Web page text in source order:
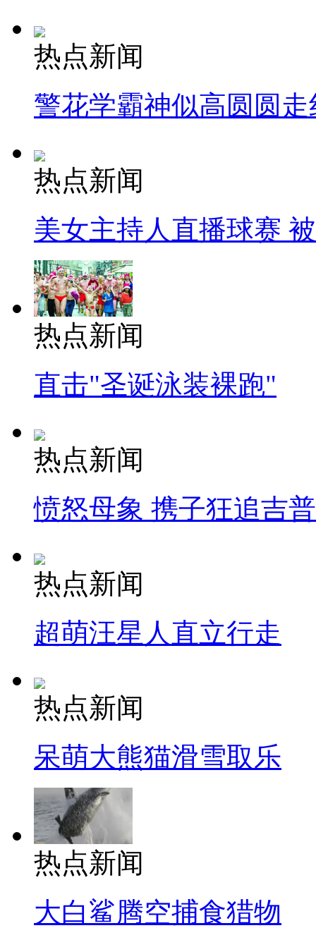
热点新闻
警花学霸神似高圆圆走
热点新闻
美女主持人直播球赛
热点新闻
直击"圣诞泳装裸跑"
热点新闻
愤怒母象 携子狂追吉
热点新闻
超萌汪星人直立行走
热点新闻
呆萌大熊猫滑雪取乐
热点新闻
大白鲨腾空捕食猎物